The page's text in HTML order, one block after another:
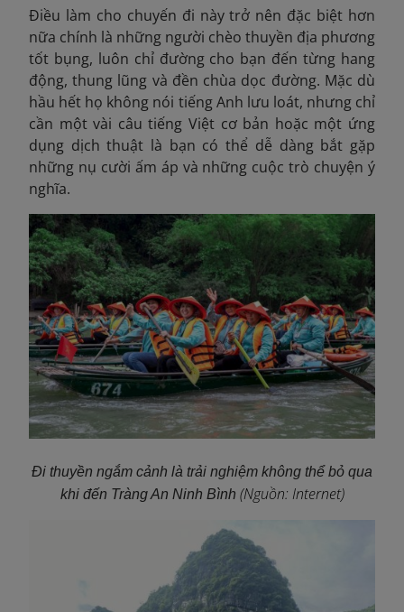
Điều làm cho chuyến đi này trở nên đặc biệt hơn
nữa chính là những người chèo thuyền địa phương
tốt bụng, luôn chỉ đường cho bạn đến từng hang
động, thung lũng và đền chùa dọc đường. Mặc dù
hầu hết họ không nói tiếng Anh lưu loát, nhưng chỉ
cần một vài câu tiếng Việt cơ bản hoặc một ứng
dụng dịch thuật là bạn có thể dễ dàng bắt gặp
những nụ cười ấm áp và những cuộc trò chuyện ý
nghĩa.
Đi thuyền ngắm cảnh là trải nghiệm không thể bỏ qua
khi đến Tràng An Ninh Bình (Nguồn: Internet)